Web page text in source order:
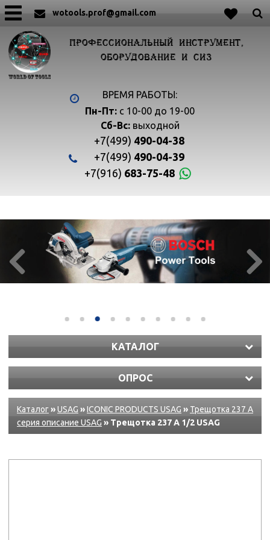
wotools.prof@gmail.com
ПРОФЕССИОНАЛЬНЫЙ ИНСТРУМЕНТ,
ОБОРУДОВАНИЕ И СИЗ
ВРЕМЯ РАБОТЫ:
Пн-Пт: с 10-00 до 19-00
Сб-Вс:выходной
+7(499) 490-04-38
+7(499) 490-04-39
+7(916) 683-75-48
 
КАТАЛОГ
ОПРОС
Каталог»USAG »ICONIC PRODUCTS USAG » Трещотка 237 А
серия описание USAG » Трещотка 237 A 1/2 USAG